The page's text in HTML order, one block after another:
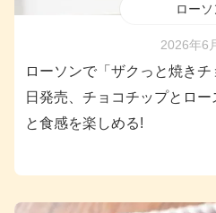
ローソ
2026年6
ローソンで「ザクっと焼き
日発売、チョコチップとロ
と食感を楽しめる!